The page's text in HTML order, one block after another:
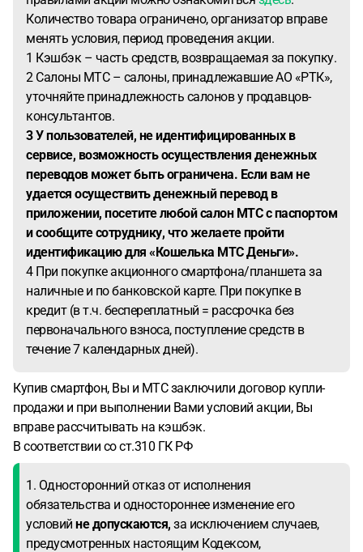
Количество товара ограничено, организатор вправе
менять условия, период проведения акции.
1 Кэшбэк – часть средств, возвращаемая за покупку.
2 Салоны МТС – салоны, принадлежавшие АО «РТК»,
уточняйте принадлежность салонов у продавцов-
консультантов.
3 У пользователей, не идентифицированных в
сервисе, возможность осуществления денежных
переводов может быть ограничена. Если вам не
удается осуществить денежный перевод в
приложении, посетите любой салон МТС с паспортом
и сообщите сотруднику, что желаете пройти
идентификацию для «Кошелька МТС Деньги».
4 При покупке акционного смартфона/планшета за
наличные и по банковской карте. При покупке в
кредит (в т.ч. беспереплатный = рассрочка без
первоначального взноса, поступление средств в
течение 7 календарных дней).
Купив смартфон, Вы и МТС заключили договор купли-
продажи и при выполнении Вами условий акции, Вы
вправе рассчитывать на кэшбэк.
В соответствии со ст.310 ГК РФ
1. Односторонний отказ от исполнения
обязательства и одностороннее изменение его
условий не допускаются, за исключением случаев,
предусмотренных настоящим Кодексом,